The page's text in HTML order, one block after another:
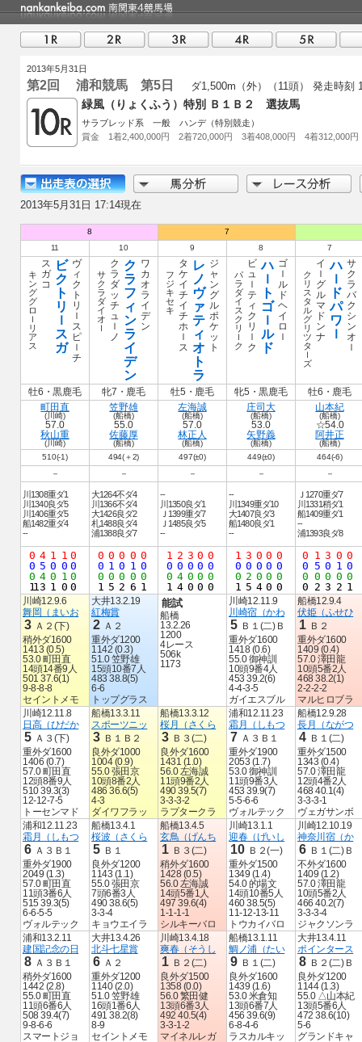
2013年5月31日
第2回 浦和競馬 第5日 ダ1,500m（外）（11頭） 発走時刻
緑風（りょくふう）特別 Ｂ１Ｂ２ 選抜馬
サラブレッド系 一般 ハンデ（特別競走）
賞金 1着2,400,000円 2着720,000円 3着408,000円 4着312,000円
2013年5月31日 17:14現在
8 7
11
10 9 8 7
キ
ン
グ
グ
ロ
ｌ
リ
ア
ス
ス
ガ
コ
ビ
ク
ト
リ
ｌ
ス
ガ
ヴ
ィ
ク
ト
リ
ｌ
ス
ピ
ｌ
チ
サ
ク
ラ
ダ
イ
オ
ｌ
ク
ラ
ダ
ッ
チ
ュ
ｌ
ノ
ク
ラ
フ
ィ
ン
ラ
イ
デ
ン
ワ
カ
オ
ラ
イ
デ
ン
フ
ジ
キ
セ
キ
タ
ケ
イ
チ
イ
チ
ホ
ｌ
ス
レ
ノ
ヴ
ァ
テ
ィ
オ
ト
ラ
ジ
ャ
ン
グ
ル
ポ
ケ
ッ
ト
パ
ラ
ダ
イ
ス
ク
リ
ｌ
ク
ビ
ュ
ｌ
テ
ィ
ク
リ
ｌ
ク
ハ
ｌ
ト
ゴ
ｌ
ル
ド
ゴ
ｌ
ル
ド
ヘ
イ
ロ
ｌ
ク
リ
ス
タ
ル
グ
リ
ツ
タ
ｌ
ズ
イ
ｌ
グ
ル
マ
ド
ン
ナ
ハ
ｌ
ド
パ
ワ
ｌ
サ
ク
ラ
バ
ク
シ
ン
オ
ｌ
牡6・黒鹿毛 牝7・鹿毛 牡5・鹿毛 牝5・黒鹿毛
牡6・鹿毛
町田直
(川崎)
57.0
秋山重
(川崎)
笠野雄
(船橋)
55.0
佐藤厚
(船橋)
左海誠
(船橋)
57.0
林正人
(船橋)
庄司大
(船橋)
53.0
矢野義
(船橋)
山本紀
(船橋)
☆54.0
阿井正
(船橋)
510(-1)
494(＋2) 497(±0) 449(±0) 464(-6)
－ － － － －
川1308重ダ1
川1340良ダ5
川1406重ダ5
船1482重ダ4
--
大1264不ダ4
川1366不ダ4
大1426良ダ2
札1488良ダ4
浦1388良ダ7
--
川1350良ダ1
Ｊ1399重ダ7
Ｊ1485良ダ5
--
--
川1349重ダ10
大1407良ダ3
船1480良ダ1
--
Ｊ1270重ダ7
川1331稍ダ1
船1409重ダ1
--
浦1393良ダ8
0
0
0
1
4
5
4
13
1
0
0
1
1
0
1
0
0
0
0
0
0
0
0
1
0
1
0
5
0
0
0
2
0
1
0
6
0
0
0
1
1
0
0
1
2
0
4
4
3
0
0
0
0
0
0
0
0
0
0
0
1
0
0
1
3
0
2
5
0
0
0
4
0
0
0
0
0
0
0
0
0
0
0
0
1
5
0
2
3
0
0
3
0
1
0
2
0
0
0
1
川崎12.9.6
舞岡（まいお
3 Ａ２(下)
稍外ダ1600
1413 (0.5)
53.0 町田直
14頭14番9人
501 37.6(1)
9-8-8-8
セイントメモ
大井13.2.19
紅梅賞
2 Ａ２
重外ダ1200
1142 (0.3)
51.0 笠野雄
15頭10番7人
483 38.8(5)
6-6
トップグラス
能試
船橋
13.2.26
1200
4レース
506k
1173
川崎12.11.9
川崎宿（かわ
5 Ｂ１(二)Ｂ
重外ダ1600
1418 (0.6)
55.0 御神訓
10頭9番4人
453 39.2(6)
4-4-3-5
ガイエスブル
船橋12.9.4
伏姫（ふせひ
1 Ｂ２
重外ダ1600
1409 (0.4)
57.0 澤田龍
10頭5番2人
468 38.2(1)
2-2-2-2
マルヒロブラ
川崎12.11.8
日高（ひだか
5 Ａ３(下)
重外ダ1600
1406 (0.7)
57.0 町田直
12頭8番9人
510 39.3(3)
12-12-7-5
トーセンマド
船橋13.3.11
スポーツニッ
3 Ｂ１Ｂ２
良外ダ1000
1004 (0.9)
55.0 張田京
10頭8番2人
486 36.6(5)
4-3
ダイワフラッ
船橋13.3.12
桜月（さくら
3 Ｂ３(二)
良外ダ1600
1431 (1.0)
56.0 左海誠
11頭9番2人
490 39.5(7)
3-3-3-2
ラプタークラ
浦和12.11.23
霜月（しもつ
7 Ａ３Ｂ１
重外ダ1900
2053 (1.7)
53.0 御神訓
11頭9番3人
453 39.9(7)
5-5-6-6
ヴォルテック
船橋12.9.28
長月（ながつ
4 Ｂ１(二)
重外ダ1500
1343 (0.4)
57.0 澤田龍
12頭4番2人
468 40.1(4)
3-3-3-1
ヴェガサンボ
浦和12.11.23
霜月（しもつ
6 Ａ３Ｂ１
重外ダ1900
2049 (1.3)
57.0 町田直
11頭3番6人
515 39.3(5)
6-6-5-5
ヴォルテック
船橋13.4.1
桜波（さくら
5 Ｂ１
良外ダ1200
1143 (1.1)
55.0 張田京
7頭6番3人
490 38.6(5)
3-3-4
キョウエイラ
船橋13.4.5
玄鳥（げんち
1 Ｂ３(二)
稍外ダ1600
1428 (0.5)
56.0 左海誠
14頭5番1人
497 39.6(4)
1-1-1-1
シルキーバロ
川崎13.1.1
迎春（げいし
10 Ｂ２(一)
重外ダ1500
1349 (1.4)
54.0 的場文
14頭10番5人
460 38.5(5)
11-12-13-11
トウカイバロ
川崎12.10.19
神奈川宿（か
6 Ｂ１(二)Ｂ
不外ダ1600
1409 (1.2)
57.0 澤田龍
10頭5番2人
466 40.2(7)
3-3-3-4
ジャクソンラ
浦和13.2.11
建国記念の日
8 Ａ３Ｂ１
稍外ダ1600
1442 (2.8)
55.0 町田直
11頭6番6人
508 39.4(7)
9-8-6-6
スマートジョ
大井13.4.26
北斗七星賞
6 Ａ２
重外ダ1200
1140 (2.0)
51.0 笠野雄
16頭1番6人
491 38.2(8)
8-9
セイントメモ
川崎13.4.18
爽春（そうし
1 Ｂ２(二)
良外ダ1500
1358 (0.0)
56.0 繁田健
13頭6番3人
492 40.5(4)
3-3-1-2
マイネルレガ
船橋13.1.11
鯛ノ浦（たい
9 Ｂ１(二)
良外ダ1600
1439 (1.6)
53.0 米倉知
13頭6番7人
456 39.6(9)
6-8-4-6
ラスカルキッ
大井13.4.11
ポインタース
8 Ｂ２(二)Ｂ
良外ダ1200
1144 (1.3)
55.0 △山本紀
13頭5番6人
472 38.6(10)
5-6
グランドキャ